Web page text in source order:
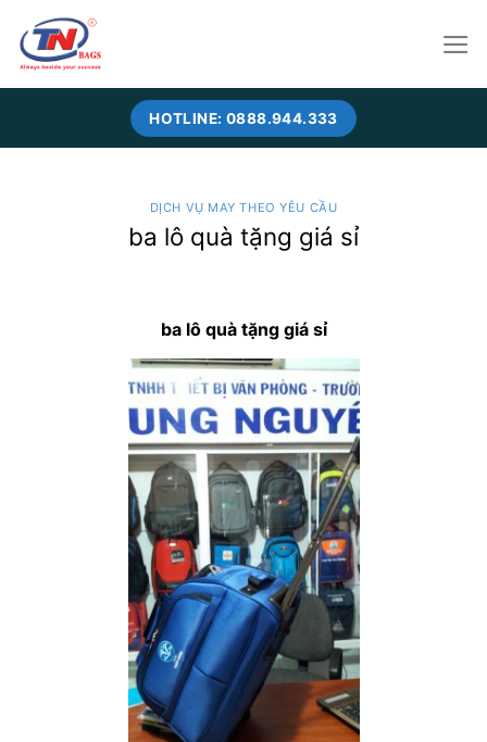
content
HOTLINE: 0888.944.333
DỊCH VỤ MAY THEO YÊU CẦU
ba lô quà tặng giá sỉ
ba lô quà tặng giá sỉ